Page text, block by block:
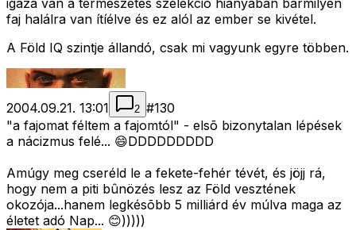
igaza van a természetes szelekció hiányában bármilyen
faj halálra van ítíélve és ez alól az ember se kivétel.
A Föld IQ szintje állandó, csak mi vagyunk egyre többen.
2004.09.21. 13:01 2 #130
"a fajomat féltem a fajomtól" - elsõ bizonytalan lépések
a nácizmus felé... 😄DDDDDDDDD
Amúgy meg cseréld le a fekete-fehér tévét, és jöjj rá,
hogy nem a piti bûnözés lesz az Föld vesztének
okozója...hanem legkésõbb 5 milliárd év múlva maga az
életet adó Nap... 😊)))))